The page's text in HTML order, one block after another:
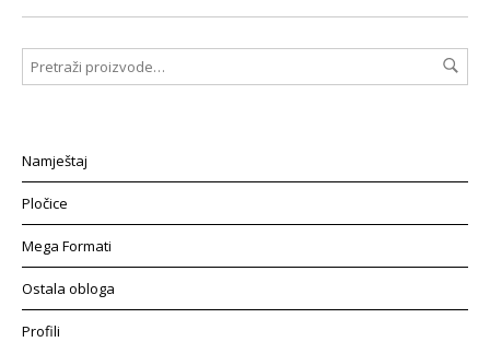
Namještaj
Pločice
Mega Formati
Ostala obloga
Profili